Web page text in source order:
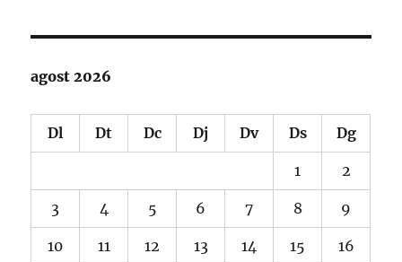
agost 2026
Dl Dt Dc Dj Dv Ds Dg
1 2
3 4 5 6 7 8 9
10 11 12 13 14 15 16